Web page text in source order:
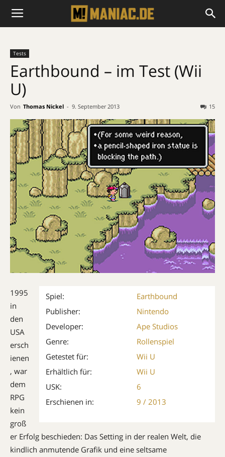
Tests
Earthbound – im Test (Wii
U)
Von Thomas Nickel - 9. September 2013 15
Spiel:
Earthbound
Publisher:
Nintendo
Developer:
Ape Studios
Genre:
Rollenspiel
Getestet für:
Wii U
Erhältlich für:
Wii U
USK:
6
Erschienen in:
9 / 2013
1995
in
den
USA
ersch
ienen
, war
dem
RPG
kein
groß
er Erfolg beschieden: Das Setting in der realen Welt, die
kindlich anmutende Grafik und eine seltsame